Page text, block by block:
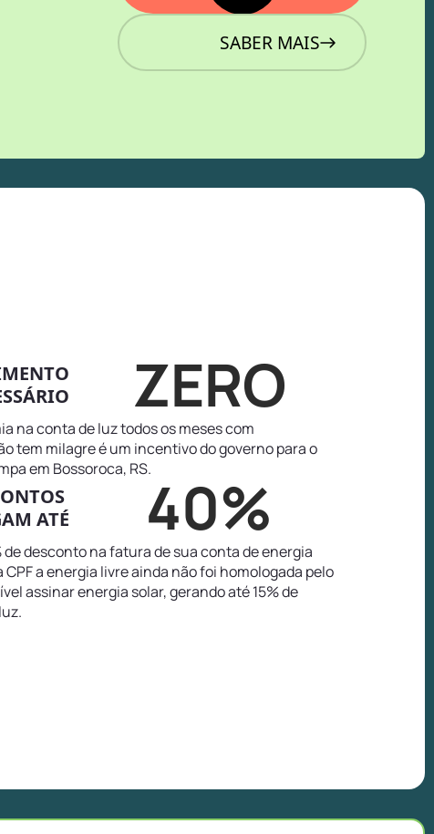
SABER MAIS
ZERO
na conta de luz todos os meses com
tem milagre é um incentivo do governo para o
em Bossoroca, RS.
ATÉ
40%
de desconto na fatura de sua conta de energia
CPF a energia livre ainda não foi homologada pelo
assinar energia solar, gerando até 15% de